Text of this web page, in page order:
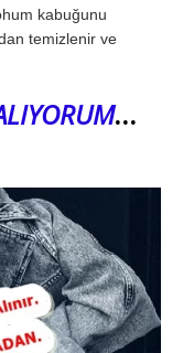
kabuğunu
temizlenir ve
…